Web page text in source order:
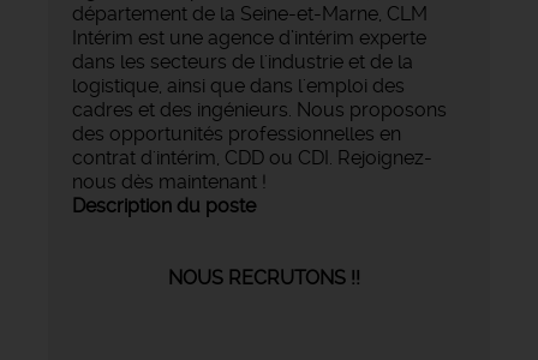
département de la Seine-et-Marne, CLM
Intérim est une agence d’intérim experte
dans les secteurs de l'industrie et de la
logistique, ainsi que dans l'emploi des
cadres et des ingénieurs. Nous proposons
des opportunités professionnelles en
contrat d'intérim, CDD ou CDI. Rejoignez-
nous dès maintenant !
Description du poste
NOUS RECRUTONS !!